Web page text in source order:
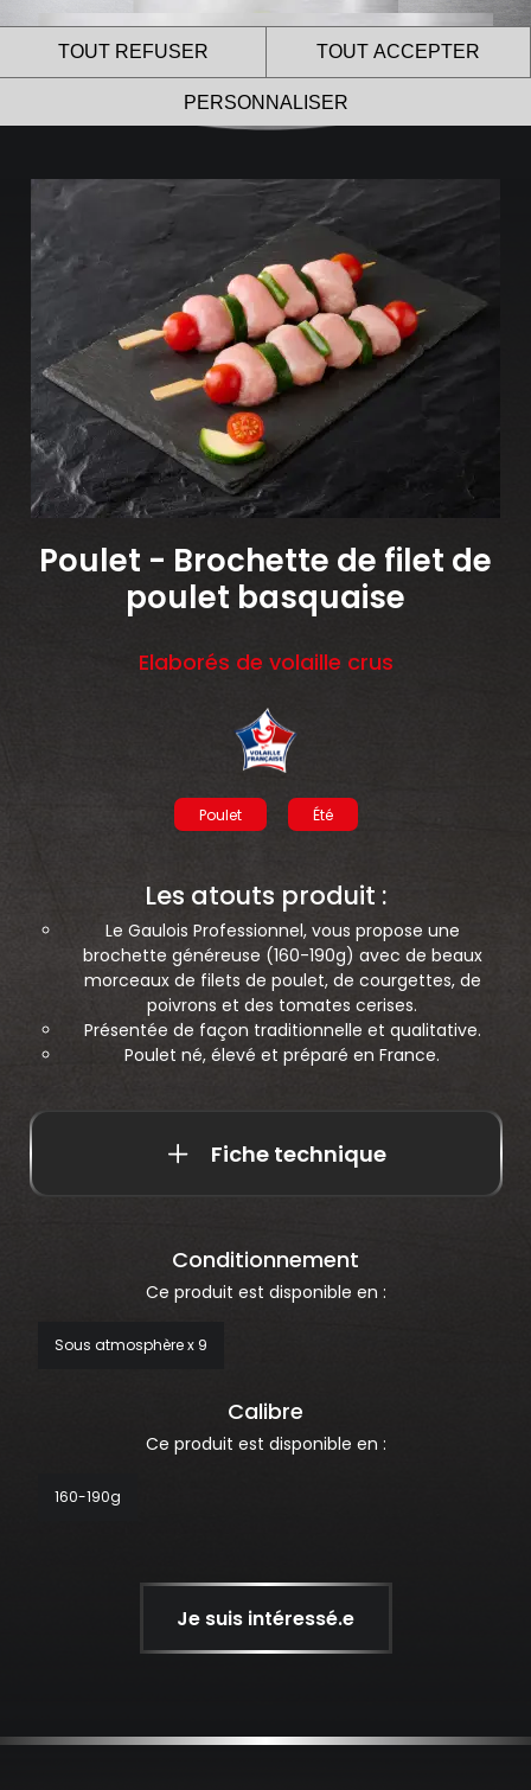
Poulet - Brochette de filet de
poulet basquaise
Elaborés de volaille crus
Poulet Été
Les atouts produit :
Le Gaulois Professionnel, vous propose une
brochette généreuse (160-190g) avec de beaux
morceaux de filets de poulet, de courgettes, de
poivrons et des tomates cerises.
Présentée de façon traditionnelle et qualitative.
Poulet né, élevé et préparé en France.
Fiche technique
Conditionnement
Ce produit est disponible en :
Sous atmosphère x 9
Calibre
Ce produit est disponible en :
160-190g
Je suis intéressé.e
Le site internet Le Gaulois
Professionnel utilise des
cookies !
Nous utilisons des cookies pour nous assurer du bon
fonctionnement de notre site et à des fins analytiques.
Vous pouvez changer d’avis à tout moment en cliquant sur
l’icône présente sur chaque page de notre site.
En autorisant ces services tiers, vous acceptez le dépôt et la
nécessaires à leur bon fonctionnement.
TOUT REFUSER TOUT ACCEPTER
PERSONNALISER